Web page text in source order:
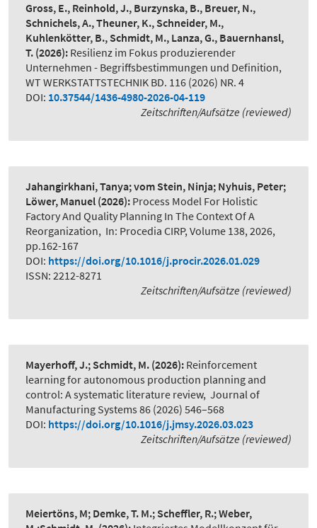
Gross, E., Reinhold, J., Burzynska, B., Breuer, N.,
Schnichels, A., Theuner, K., Schneider, M.,
Kuhlenkötter, B., Schmidt, M., Lanza, G., Bauernhansl,
T. (2026): Resilienz im Fokus produzierender
Unternehmen - Begriffsbestimmungen und Definition,
WT WERKSTATTSTECHNIK BD. 116 (2026) NR. 4
DOI: 10.37544/1436-4980-2026-04-119
Zeitschriften/Aufsätze (reviewed)
Jahangirkhani, Tanya; vom Stein, Ninja; Nyhuis, Peter;
Löwer, Manuel (2026): Process Model For Holistic
Factory And Quality Planning In The Context Of A
Reorganization, In: Procedia CIRP, Volume 138, 2026,
pp.162-167
DOI: https://doi.org/10.1016/j.procir.2026.01.029
ISSN: 2212-8271
Zeitschriften/Aufsätze (reviewed)
Mayerhoff, J.; Schmidt, M. (2026): Reinforcement
learning for autonomous production planning and
control: A systematic literature review, Journal of
Manufacturing Systems 86 (2026) 546–568
DOI: https://doi.org/10.1016/j.jmsy.2026.03.023
Zeitschriften/Aufsätze (reviewed)
Meiertöns, M; Demke, T. M.; Scheffler, R.; Weber,